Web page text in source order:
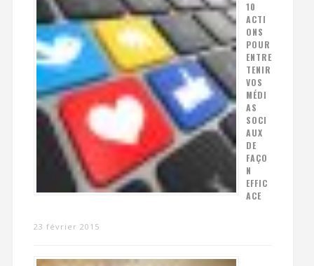
10
ACTI
ONS
POUR
ENTRE
TENIR
VOS
MÉDI
AS
SOCI
AUX
DE
FAÇO
N
EFFIC
ACE
23 février 2015